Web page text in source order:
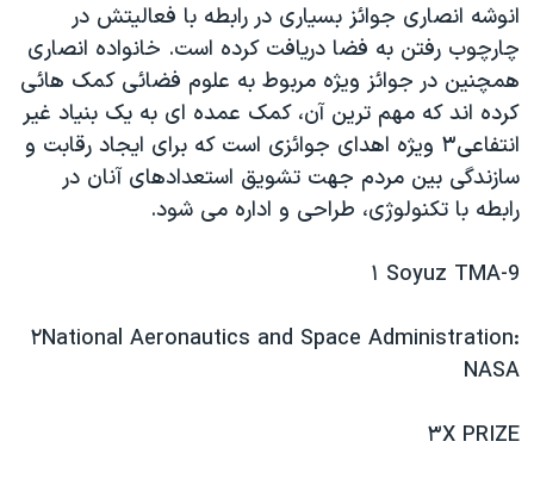
انوشه انصاری جوائز بسیاری در رابطه با فعالیتش در
چارچوب رفتن به فضا دریافت کرده است. خانواده انصاری
همچنین در جوائز ویژه مربوط به علوم فضائی کمک هائی
کرده اند که مهم ترین آن، کمک عمده ای به یک بنیاد غیر
انتفاعی٣ ویژه اهدای جوائزی است که برای ایجاد رقابت و
سازندگی بین مردم جهت تشویق استعدادهای آنان در
رابطه با تکنولوژی، طراحی و اداره می شود.
Soyuz TMA-9 ١
٢National Aeronautics and Space Administration:
NASA
٣X PRIZE